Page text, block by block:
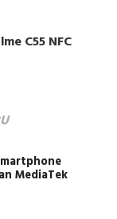
C55 NFC
MediaTek